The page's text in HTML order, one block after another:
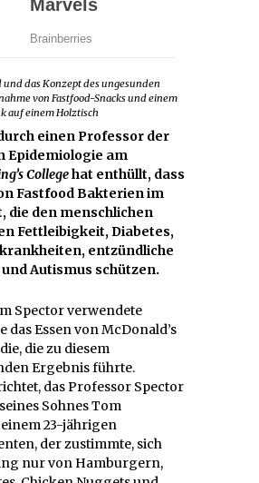
und das Konzept des ungesunden
von Fastfood-Snacks und einem
auf einem Holztisch
einen Professor der
Epidemiologie am
Collegehat enthüllt, dass
Fastfood Bakterien im
die den menschlichen
Fettleibigkeit, Diabetes,
entzündliche
Autismus schützen.
Spector verwendete
das Essen von McDonald’s
die zu diesem
Ergebnis führte.
das Professor Spector
Sohnes Tom
23-jährigen
der zustimmte, sich
nur von Hamburgern,